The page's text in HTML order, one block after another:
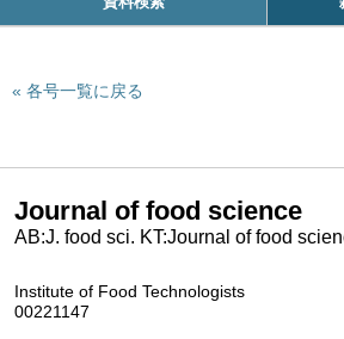
各号一覧に戻る
Journal of food science
AB:J. food sci. KT:Journal of food
Institute of Food Technologists
00221147